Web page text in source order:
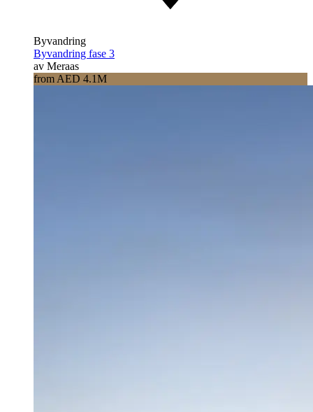
Byvandring
Byvandring fase 3
av Meraas
from AED 4.1M